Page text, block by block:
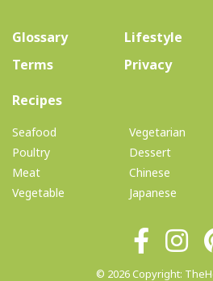
Glossary Lifestyle
Terms
Privacy
Recipes(current)
Seafood
Poultry
Meat
Vegetable
Vegetarian
Dessert
Chinese
Japanese
© 2026 Copyright: